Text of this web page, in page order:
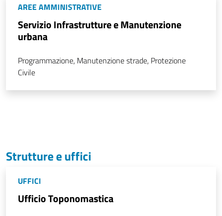
AREE AMMINISTRATIVE
Servizio Infrastrutture e Manutenzione
urbana
Programmazione, Manutenzione strade, Protezione
Civile
Strutture e uffici
UFFICI
Ufficio Toponomastica